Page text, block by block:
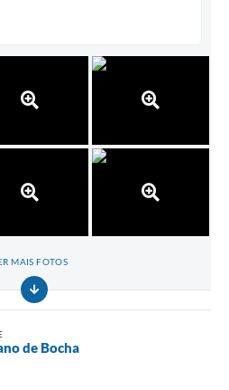
MAIS FOTOS
de Bocha